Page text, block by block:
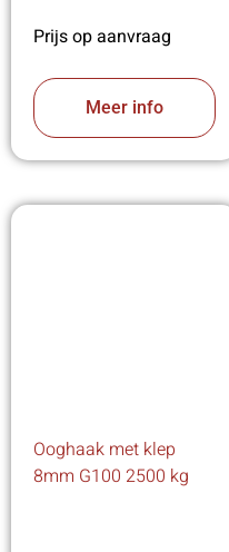
Prijs op aanvraag
Meer info
Ooghaak met klep
8mm G100 2500 kg